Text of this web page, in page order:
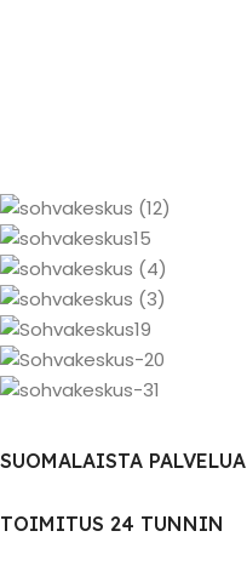
SUOMALAISTA PALVELUA
TOIMITUS 24 TUNNIN